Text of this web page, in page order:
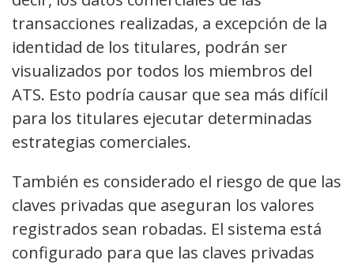
transacciones realizadas, a excepción de la
identidad de los titulares, podrán ser
visualizados por todos los miembros del
ATS. Esto podría causar que sea más difícil
para los titulares ejecutar determinadas
estrategias comerciales.
También es considerado el riesgo de que las
claves privadas que aseguran los valores
registrados sean robadas. El sistema está
configurado para que las claves privadas